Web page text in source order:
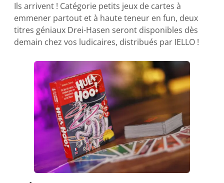
Ils arrivent ! Catégorie petits jeux de cartes à
emmener partout et à haute teneur en fun, deux
titres géniaux Drei-Hasen seront disponibles dès
demain chez vos ludicaires, distribués par IELLO !